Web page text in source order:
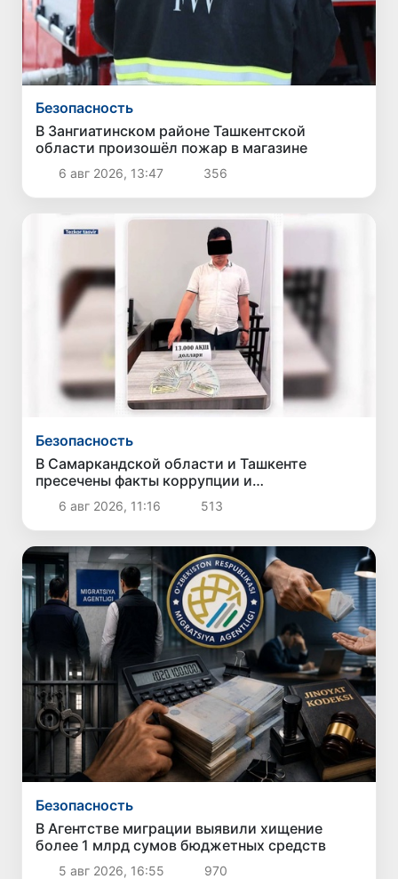
Безопасность
В Зангиатинском районе Ташкентской
области произошёл пожар в магазине
6 авг 2026, 13:47 356
Безопасность
В Самаркандской области и Ташкенте
пресечены факты коррупции и
мошенничества
6 авг 2026, 11:16 513
Безопасность
В Агентстве миграции выявили хищение
более 1 млрд сумов бюджетных средств
5 авг 2026, 16:55 970